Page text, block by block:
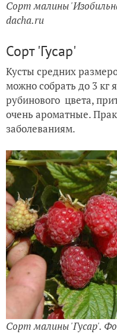
Сорт малины
dacha.ru
Сорт 'Гусар'
Кусты средних
можно собрать до 3 кг
рубинового цвета,
очень ароматные.
заболеваниям.
Сорт малины 'Гусар'.